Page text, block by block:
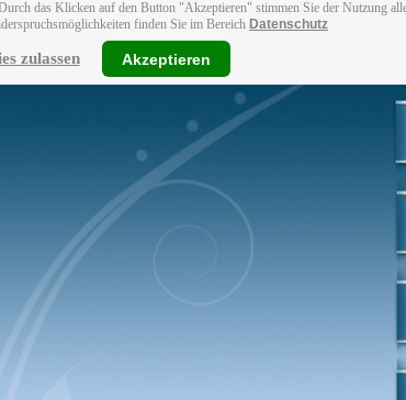
das Klicken auf den Button "Akzeptieren" stimmen Sie der Nutzung
finden Sie im Bereich Datenschutz
zulassen Akzeptieren